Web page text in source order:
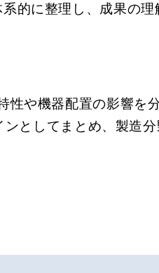
的に整理し、成果の
や機器配置の影響を
としてまとめ、製造